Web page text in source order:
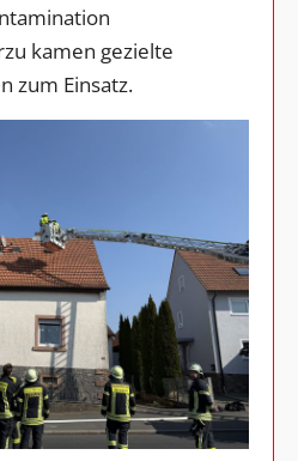
kamen gezielte
zum Einsatz.